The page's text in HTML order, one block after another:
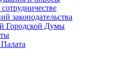
законодательства
Городской Думы